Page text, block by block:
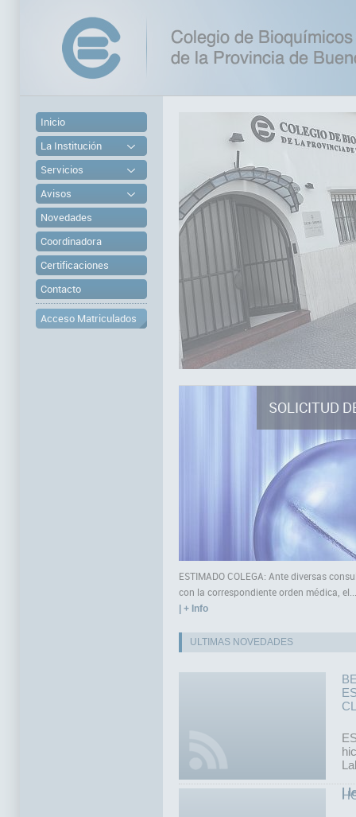
Inicio
La Institución
Servicios
Avisos
Novedades
Coordinadora
Certificaciones
Contacto
Acceso Matriculados
SOLICITUD
ESTIMADO COLEGA: Ante diversas
con la correspondiente orden médica, el...
| + Info
ULTIMAS NOVEDADES
|